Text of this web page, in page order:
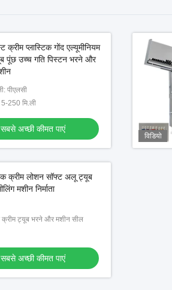
विडियो
ऑटोमैटिक कॉकरोच जेल काटना सीरंज भरने
क्रीम प्लास्टिक गोंद एल्यूमीनियम
पूंछ उच्च गति पिस्टन भरने और
पीएलसी
5-250 मि.ली
सबसे अच्छी कीमत पाएं
विडियो
क्रीम लोशन सॉफ्ट अलू ट्यूब
मशीन निर्माता
क्रीम ट्यूब भरने और मशीन सील
सबसे अच्छी कीमत पाएं